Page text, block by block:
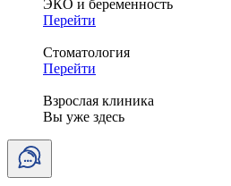
ЭКО и беременность
Перейти
Стоматология
Перейти
Взрослая клиника
Вы уже здесь